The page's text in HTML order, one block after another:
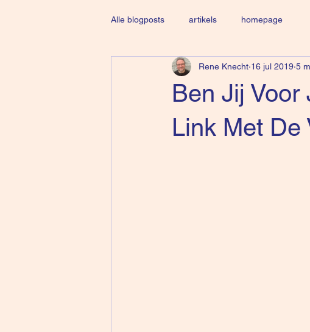
Alle blogposts artikels homepage
Ben Jij
Link Met De
Rene Knecht 16 jul 2019 5